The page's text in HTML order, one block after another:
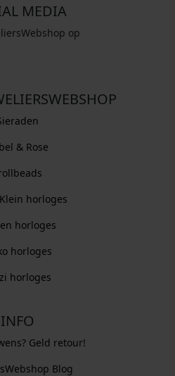
MEDIA
op
& Rose
horloges
horloges
horloges
horloges
INFO
Geld retour!
Blog